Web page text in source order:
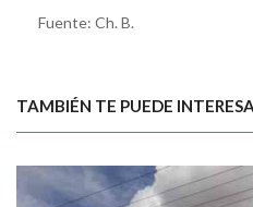
Fuente: Ch. B.
TAMBIÉN TE PUEDE